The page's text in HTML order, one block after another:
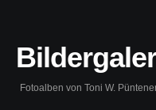
Fotoalben von Toni W.